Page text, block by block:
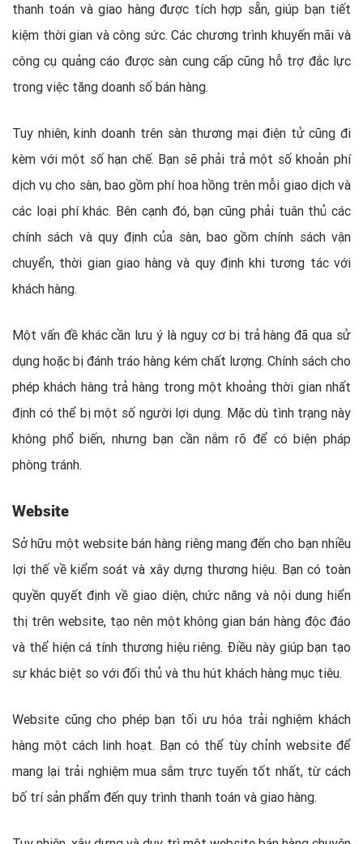
thanh toán và giao hàng được tích hợp sẵn, giúp bạn tiết
kiệm thời gian và công sức. Các chương trình khuyến mãi và
công cụ quảng cáo được sàn cung cấp cũng hỗ trợ đắc lực
trong việc tăng doanh số bán hàng.
Tuy nhiên, kinh doanh trên sàn thương mại điện tử cũng đi
kèm với một số hạn chế. Bạn sẽ phải trả một số khoản phí
dịch vụ cho sàn, bao gồm phí hoa hồng trên mỗi giao dịch và
các loại phí khác. Bên cạnh đó, bạn cũng phải tuân thủ các
chính sách và quy định của sàn, bao gồm chính sách vận
chuyển, thời gian giao hàng và quy định khi tương tác với
khách hàng.
Một vấn đề khác cần lưu ý là nguy cơ bị trả hàng đã qua sử
dụng hoặc bị đánh tráo hàng kém chất lượng. Chính sách cho
phép khách hàng trả hàng trong một khoảng thời gian nhất
định có thể bị một số người lợi dụng. Mặc dù tình trạng này
không phổ biến, nhưng bạn cần nắm rõ để có biện pháp
phòng tránh.
Website
Sở hữu một website bán hàng riêng mang đến cho bạn nhiều
lợi thế về kiểm soát và xây dựng thương hiệu. Bạn có toàn
quyền quyết định về giao diện, chức năng và nội dung hiển
thị trên website, tạo nên một không gian bán hàng độc đáo
và thể hiện cá tính thương hiệu riêng. Điều này giúp bạn tạo
sự khác biệt so với đối thủ và thu hút khách hàng mục tiêu.
Website cũng cho phép bạn tối ưu hóa trải nghiệm khách
hàng một cách linh hoạt. Bạn có thể tùy chỉnh website để
mang lại trải nghiệm mua sắm trực tuyến tốt nhất, từ cách
bố trí sản phẩm đến quy trình thanh toán và giao hàng.